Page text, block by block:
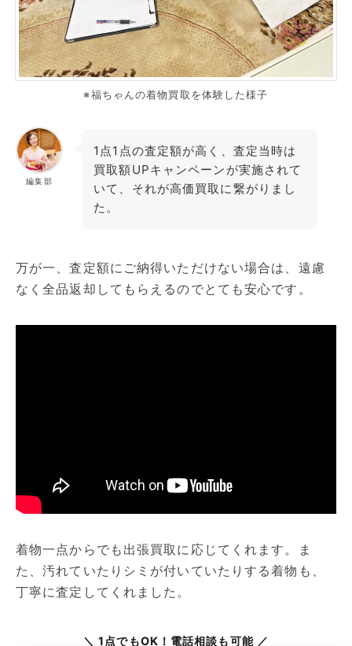
※福ちゃんの着物買取を体験した様子
編集部
1点1点の査定額が高く、査定当時は
買取額UPキャンペーンが実施されて
いて、それが高価買取に繋がりまし
た。
万が一、査定額にご納得いただけない場合は、遠慮
なく全品返却してもらえるのでとても安心です。
着物一点からでも出張買取に応じてくれます。ま
た、汚れていたりシミが付いていたりする着物も、
丁寧に査定してくれました。
＼ 1点でもOK！電話相談も可能 ／